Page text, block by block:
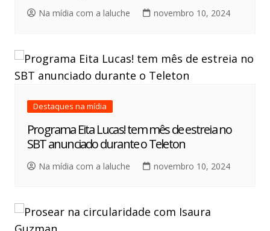
Na mídia com a laluche novembro 10, 2024
Destaques na mídia
Programa Eita Lucas! tem mês de estreia no
SBT anunciado durante o Teleton
Na mídia com a laluche novembro 10, 2024